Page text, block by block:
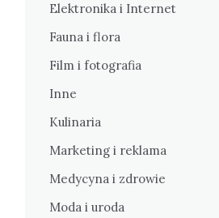
Elektronika i Internet
Fauna i flora
Film i fotografia
Inne
Kulinaria
Marketing i reklama
Medycyna i zdrowie
Moda i uroda